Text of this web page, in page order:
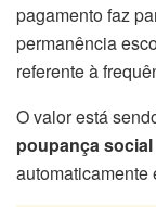
pagamento faz
permanência
referente à
O valor está
poupança
automaticamente